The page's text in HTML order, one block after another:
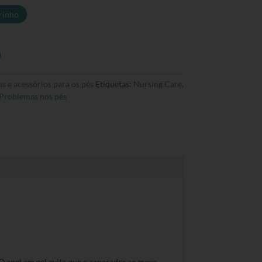
e acessórios para os pés Etiquetas: Nursing Care,
Problemas nos pés